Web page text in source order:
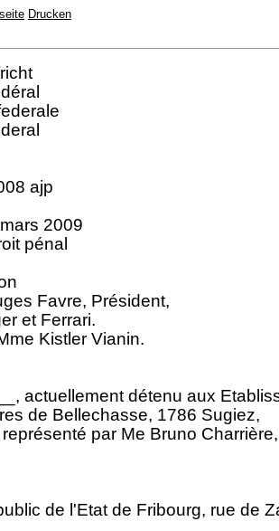
Drucken
ajp
2009
pénal
Favre, Président,
et Ferrari.
Kistler Vianin.
actuellement détenu aux
de Bellechasse, 1786 Sugiez,
par Me Bruno
de l'Etat de Fribourg, rue de